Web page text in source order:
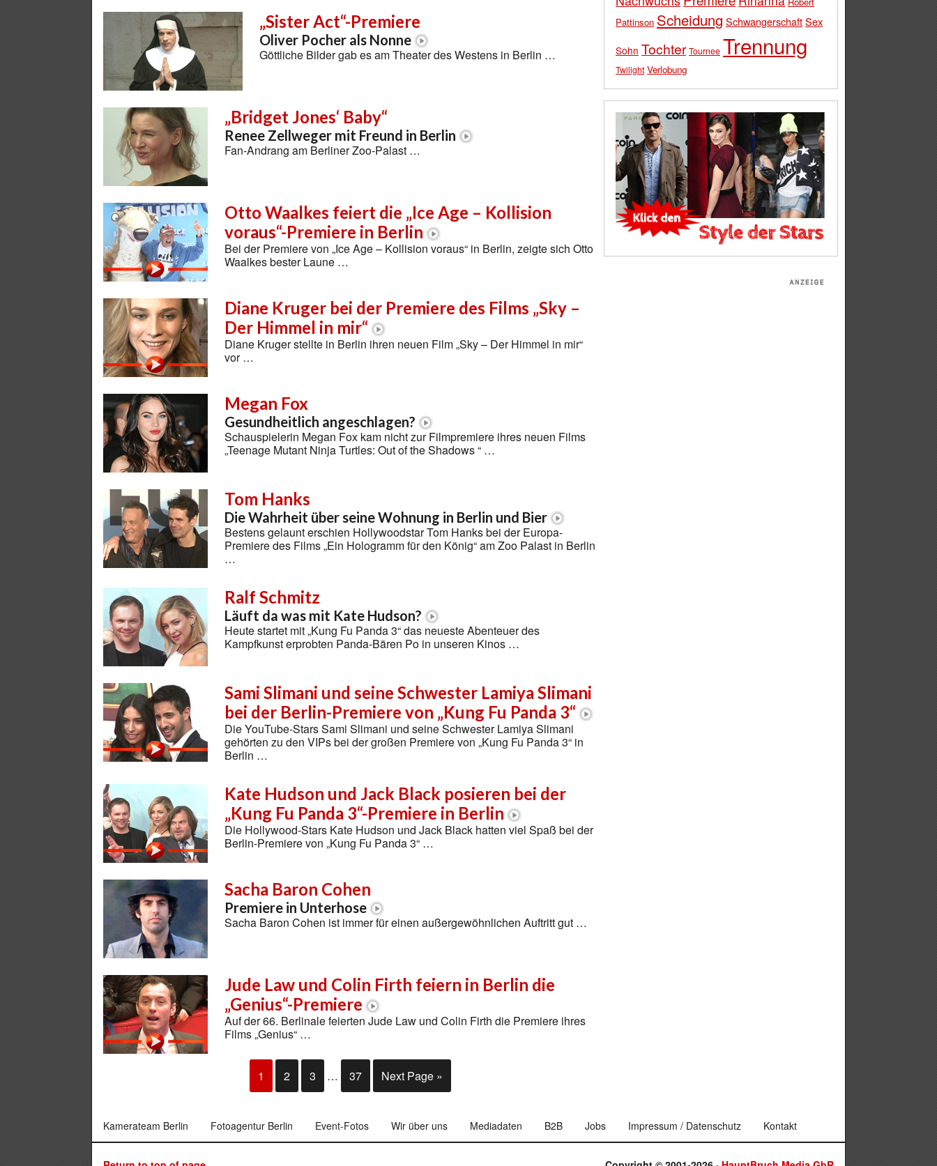
„Sister Act“-Premiere
Oliver Pocher als Nonne
Göttliche Bilder gab es am Theater des Westens in Berlin …
„Bridget Jones‘ Baby“
Renee Zellweger mit Freund in Berlin
Fan-Andrang am Berliner Zoo-Palast …
Otto Waalkes feiert die „Ice Age – Kollision
voraus“-Premiere in Berlin
Bei der Premiere von „Ice Age – Kollision voraus“ in Berlin, zeigte sich Otto
Waalkes bester Laune …
Diane Kruger bei der Premiere des Films „Sky –
Der Himmel in mir“
Diane Kruger stellte in Berlin ihren neuen Film „Sky – Der Himmel in mir“
vor …
Megan Fox
Gesundheitlich angeschlagen?
Schauspielerin Megan Fox kam nicht zur Filmpremiere ihres neuen Films
„Teenage Mutant Ninja Turtles: Out of the Shadows “ …
Tom Hanks
Die Wahrheit über seine Wohnung in Berlin und Bier
Bestens gelaunt erschien Hollywoodstar Tom Hanks bei der Europa-
Premiere des Films „Ein Hologramm für den König“ am Zoo Palast in Berlin
…
Ralf Schmitz
Läuft da was mit Kate Hudson?
Heute startet mit „Kung Fu Panda 3“ das neueste Abenteuer des
Kampfkunst erprobten Panda-Bären Po in unseren Kinos …
Sami Slimani und seine Schwester Lamiya Slimani
bei der Berlin-Premiere von „Kung Fu Panda 3“
Die YouTube-Stars Sami Slimani und seine Schwester Lamiya Slimani
gehörten zu den VIPs bei der großen Premiere von „Kung Fu Panda 3“ in
Berlin …
Kate Hudson und Jack Black posieren bei der
„Kung Fu Panda 3“-Premiere in Berlin
Die Hollywood-Stars Kate Hudson und Jack Black hatten viel Spaß bei der
Berlin-Premiere von „Kung Fu Panda 3“ …
Sacha Baron Cohen
Premiere in Unterhose
Sacha Baron Cohen ist immer für einen außergewöhnlichen Auftritt gut …
Jude Law und Colin Firth feiern in Berlin die
„Genius“-Premiere
Auf der 66. Berlinale feierten Jude Law und Colin Firth die Premiere ihres
Films „Genius“ …
1 2 3 … 37 Next Page »
Pattinson Scheidung SchwangerschaftSex
Sohn Tochter Tournee Trennung
Twilight Verlobung
Kamerateam Berlin Fotoagentur Berlin Event-Fotos Wir über uns Mediadaten B2B Jobs Impressum / Datenschutz Kontakt